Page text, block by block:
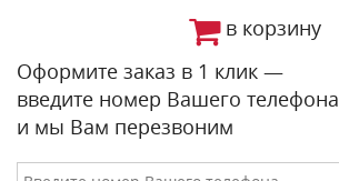
в корзину
Оформите заказ в 1 клик —
введите номер Вашего телефона
и мы Вам перезвоним